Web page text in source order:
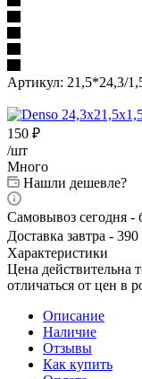
Артикул: 21,5*24,3/
150 ₽
/шт
Много
Нашли дешевле?
Самовывоз сегодня -
Доставка завтра -
Характеристики
Цена действительна
отличаться от цен в
Описание
Наличие
Отзывы
Как купить